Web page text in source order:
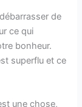
de
ce qui
bonheur.
superflu et ce
une chose,